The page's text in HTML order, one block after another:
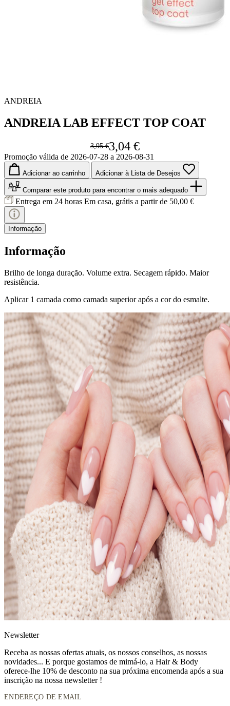
ANDREIA
ANDREIA LAB EFFECT TOP COAT
3,95 €3,04 €
Promoção válida de 2026-07-28 a 2026-08-31
Adicionar ao carrinho Adicionar à Lista de Desejos
Comparar este produto para encontrar o mais adequado
Entrega em 24 horas Em casa, grátis a partir de 50,00 €
Informação
Informação
Brilho de longa duração. Volume extra. Secagem rápido. Maior
resistência.
Aplicar 1 camada como camada superior após a cor do esmalte.
Newsletter
Receba as nossas ofertas atuais, os nossos conselhos, as nossas
novidades... E porque gostamos de mimá-lo, a Hair & Body
oferece-lhe 10% de desconto na sua próxima encomenda após a sua
inscrição na nossa newsletter !
ENDEREÇO DE EMAIL